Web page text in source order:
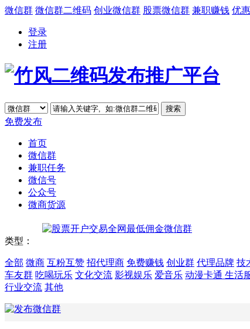
微信群 微信群二维码 创业微信群 股票微信群 兼职赚钱 优
登录
注册
免费发布
首页
微信群
兼职任务
微信号
公众号
微商货源
类型：
全部 微商 互粉互赞 招代理商 免费赚钱 创业群 代理品牌 技
车友群 吃喝玩乐 文化交流 影视娱乐 爱音乐 动漫卡通 生活
行业交流 其他